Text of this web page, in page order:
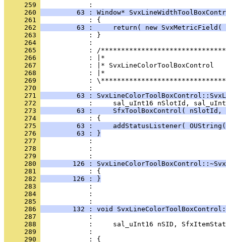
     259
     260
63 : Window*
     261
     262
63 :     return( new SvxMetricField(
     263
     264
     265
     266
     267
     268
     269
:
     270
     271
63 :
     272
     273
63 :     SfxToolBoxControl( nSlotId,
     274
     275
63 :     addStatusListener(
     276
         63 : }
     277
     278
            :
     279
     280
126 :
     281
     282
        126 : }
     283
     284
            :
     285
     286
132 : void
     287
     288
     289
     290